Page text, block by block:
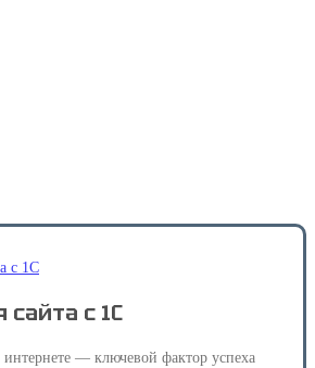
сайта с 1С
интернете — ключевой фактор успеха